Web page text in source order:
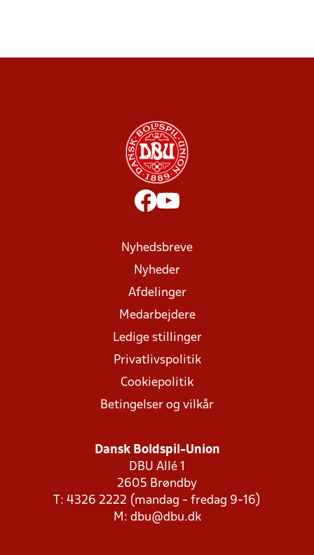
Nyhedsbreve
Nyheder
Afdelinger
Medarbejdere
Ledige stillinger
Privatlivspolitik
Cookiepolitik
Betingelser og vilkår
Dansk Boldspil-Union
DBU Allé 1
2605 Brøndby
T: 4326 2222 (mandag - fredag 9-16)
M: dbu@dbu.dk